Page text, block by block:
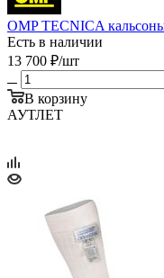
OMP TECNICA
Есть в наличии
13 700 ₽/шт
В корзину
АУТЛЕТ